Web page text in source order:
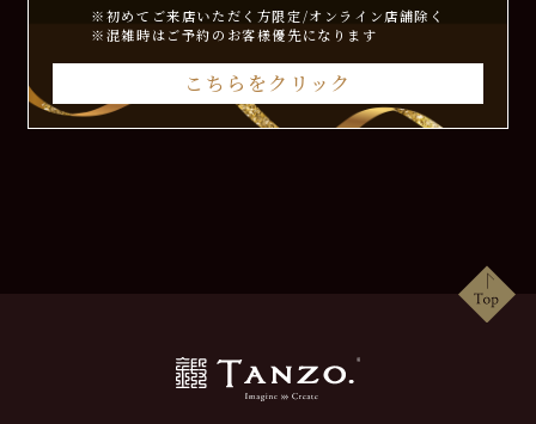
※初めてご来店いただく方限定/オンライン店舗除く
※混雑時はご予約のお客様優先になります
こちらをクリック